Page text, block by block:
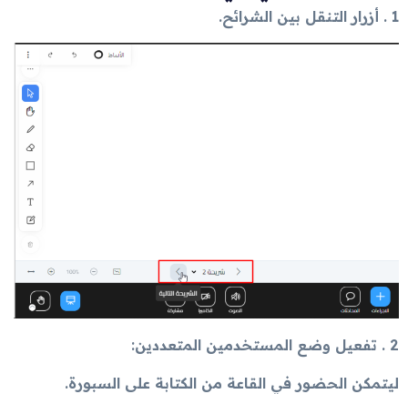
1 . أزرار التنقل بين الشرائح.
2 . تفعيل وضع المستخدمين المتعددين:
ليتمكن الحضور في القاعة من الكتابة على السبورة.